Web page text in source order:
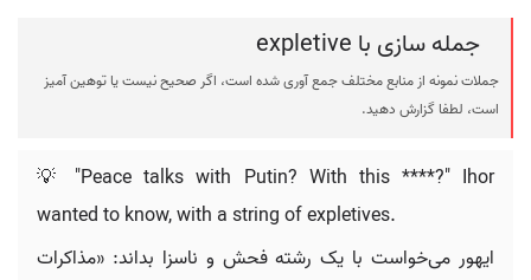
جمله سازی با expletive
جملات نمونه از منابع مختلف جمع آوری شده است، اگر صحیح نیست یا توهین آمیز
است، لطفا گزارش دهید.
💡 "Peace talks with Putin? With this ****?" Ihor
wanted to know, with a string of expletives.
ایهور می‌خواست با یک رشته فحش و ناسزا بداند: «مذاکرات